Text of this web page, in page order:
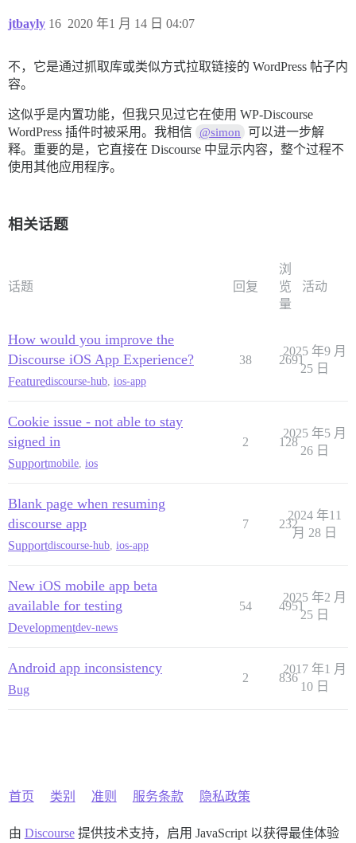
jtbayly 2020 年1 月 14 日 04:07
16
不，它是通过抓取库或类似方式拉取链接的 WordPress 帖子内
容。
这似乎是内置功能，但我只见过它在使用 WP-Discourse
WordPress 插件时被采用。我相信 @simon
可以进一步解
释。重要的是，它直接在 Discourse 中显示内容，整个过程不
使用其他应用程序。
相关话题
话题 回复
浏
览
量
活动
How would you improve the
Discourse iOS App Experience?
Featurediscourse-hub, ios-app
38 2691
2025 年9 月
25 日
Cookie issue - not able to stay
signed in
Supportmobile, ios
2 128
2025 年5 月
26 日
Blank page when resuming
discourse app
Supportdiscourse-hub, ios-app
7 232
2024 年11
月 28 日
New iOS mobile app beta
available for testing
Developmentdev-news
54 4951
2025 年2 月
25 日
Android app inconsistency
Bug
2 836
2017 年1 月
10 日
首页 类别 准则 服务条款 隐私政策
由 Discourse提供技术支持，启用 JavaScript 以获得最佳体验